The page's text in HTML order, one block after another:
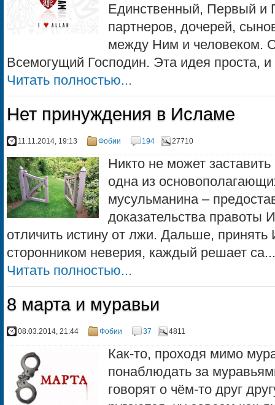
Единственный, Первый и
партнеров, дочерей,
между Ним и человеком.
Всемогущий Господин. Эта идея проста, и
Читать полностью...
Нет принуждения в Исламе
11.11.2014, 19:13 Фобии 194 27710
Никто не может
одна из
мусульманина –
доказательства правоты
отличить истину от лжи. Дальше, принять
сторонником неверия, каждый решает са...
Читать полностью...
8 марта и муравьи
08.03.2014, 21:44 Фобии 37 4811
Как-то, проходя мимо
понаблюдать за
говорят о чём-то друг